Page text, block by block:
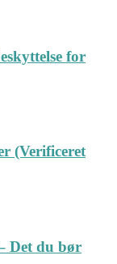
for
(Verificeret
Det du bør